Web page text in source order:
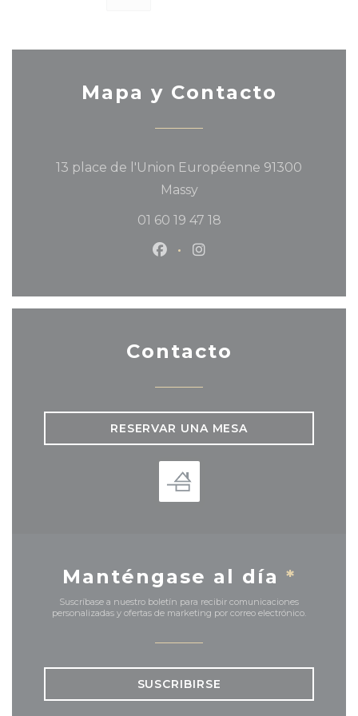
Mapa y Contacto
13 place de l'Union Européenne 91300
Massy((abre en una nueva
01 60 19 47 18
Facebook ((abre en una
Instagram ((abre en
Contacto
RESERVAR UNA MESA
Manténgase al día *
Suscríbase a nuestro boletín para recibir comunicaciones
personalizadas y ofertas de marketing por correo electrónico.
SUSCRIBIRSE